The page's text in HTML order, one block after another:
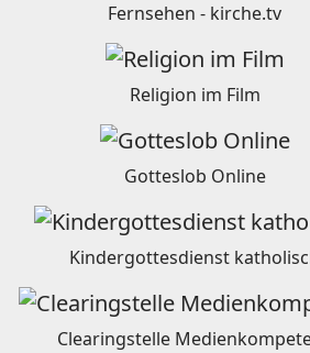
Fernsehen - kirche.tv
Religion im Film
Gotteslob Online
Kindergottesdienst
Clearingstelle